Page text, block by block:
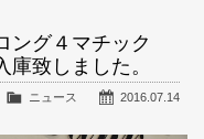
ング４マチック
致しました。
2016.07.14
ニュース